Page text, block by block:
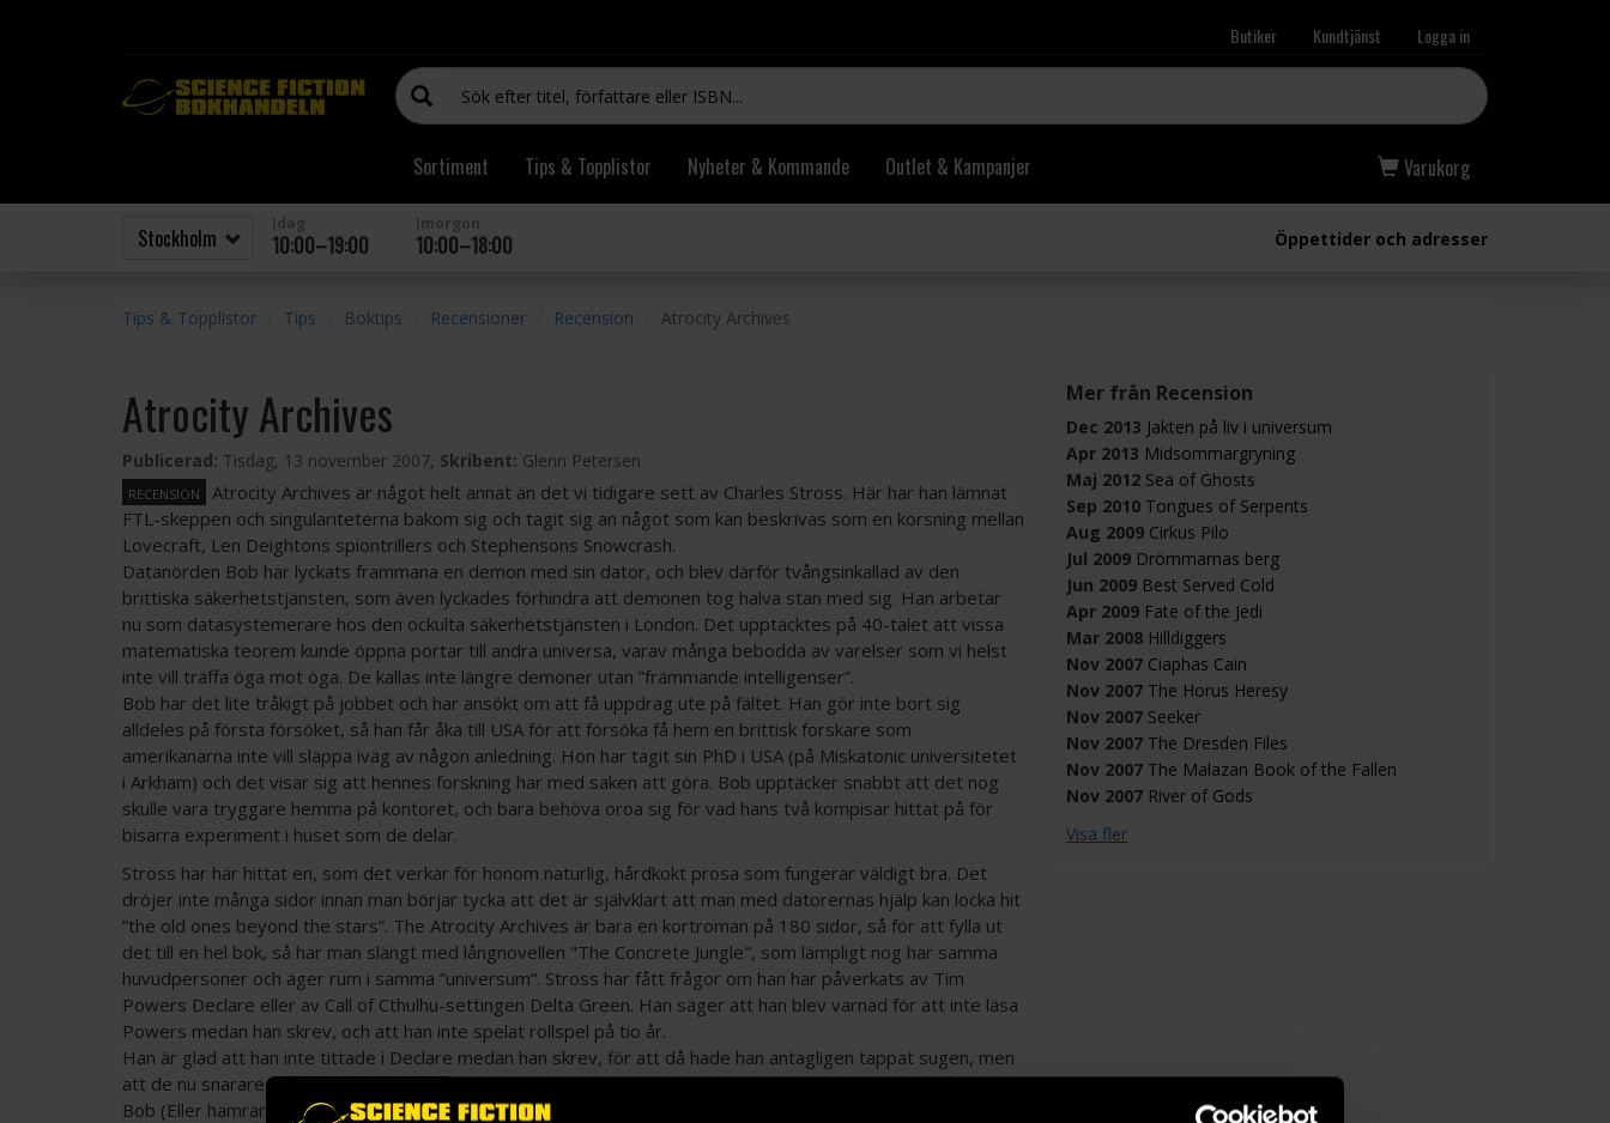
Butiker Kundtjänst Logga in
Sortiment Tips & Topplistor Nyheter & Kommande Outlet & Kampanjer Varukorg
10:00–19:00 10:00–18:00 Öppettider och adresser
Tips & Topplistor Tips Boktips Recensioner Recension Atrocity Archives
Atrocity Archives
Publicerad: Tisdag, 13 november 2007, Skribent: Glenn Petersen
RECENSION
Atrocity Archives är något helt annat än det vi tidigare sett av Charles Stross. Här har han lämnat
FTL-skeppen och singulariteterna bakom sig och tagit sig an något som kan beskrivas som en korsning mellan
Lovecraft, Len Deightons spiontrillers och Stephensons Snowcrash.
Datanörden Bob har lyckats frammana en demon med sin dator, och blev därför tvångsinkallad av den
brittiska säkerhetstjänsten, som även lyckades förhindra att demonen tog halva stan med sig. Han arbetar
nu som datasystemerare hos den ockulta säkerhetstjänsten i London. Det upptäcktes på 40-talet att vissa
matematiska teorem kunde öppna portar till andra universa, varav många bebodda av varelser som vi helst
inte vill träffa öga mot öga. De kallas inte längre demoner utan ”främmande intelligenser”.
Bob har det lite tråkigt på jobbet och har ansökt om att få uppdrag ute på fältet. Han gör inte bort sig
alldeles på första försöket, så han får åka till USA för att försöka få hem en brittisk forskare som
amerikanarna inte vill släppa iväg av någon anledning. Hon har tagit sin PhD i USA (på Miskatonic universitetet
i Arkham) och det visar sig att hennes forskning har med saken att göra. Bob upptäcker snabbt att det nog
skulle vara tryggare hemma på kontoret, och bara behöva oroa sig för vad hans två kompisar hittat på för
bisarra experiment i huset som de delar.
Stross har här hittat en, som det verkar för honom naturlig, hårdkokt prosa som fungerar väldigt bra. Det
dröjer inte många sidor innan man börjar tycka att det är självklart att man med datorernas hjälp kan locka hit
”the old ones beyond the stars”. The Atrocity Archives är bara en kortroman på 180 sidor, så för att fylla ut
det till en hel bok, så har man slängt med långnovellen "The Concrete Jungle", som lämpligt nog har samma
huvudpersoner och äger rum i samma ”universum”. Stross har fått frågor om han har påverkats av Tim
Powers Declare eller av Call of Cthulhu-settingen Delta Green. Han säger att han blev varnad för att inte läsa
Powers medan han skrev, och att han inte spelat rollspel på tio år.
Han är glad att han inte tittade i Declare medan han skrev, för att då hade han antagligen tappat sugen, men
att de nu snarare kompletterar varandra. Han sitter för närvarande och knackar på fler äventyr för vår vän
Bob (Eller hamrar. Han bankar enligt uppgift sönder tangentbord i hög takt pga sin energiska skrivstil).
Mer från Recension
Dec 2013 Jakten på liv i universum
Apr 2013 Midsommargryning
Maj 2012 Sea of Ghosts
Sep 2010 Tongues of Serpents
Aug 2009 Cirkus Pilo
Jul 2009 Drömmarnas berg
Jun 2009 Best Served Cold
Apr 2009 Fate of the Jedi
Mar 2008 Hilldiggers
Nov 2007 Ciaphas Cain
Nov 2007 The Horus Heresy
Nov 2007 Seeker
Nov 2007 The Dresden Files
Nov 2007 The Malazan Book of the Fallen
Nov 2007 River of Gods
Visa fler